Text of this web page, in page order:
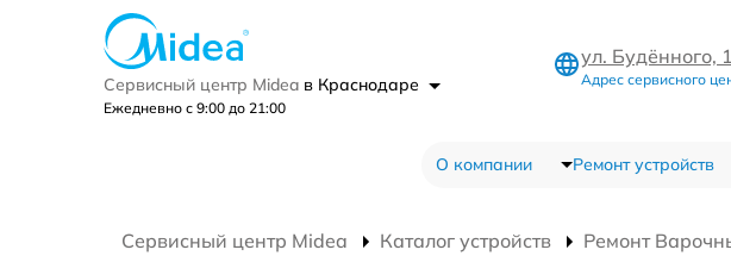
Сервисный центр Midea в Краснодаре
Ежедневно с 9:00 до 21:00
ул. Будённого,
Адрес сервисного
О компании Ремонт устройств
Сервисный центр Midea Каталог устройств Ремонт